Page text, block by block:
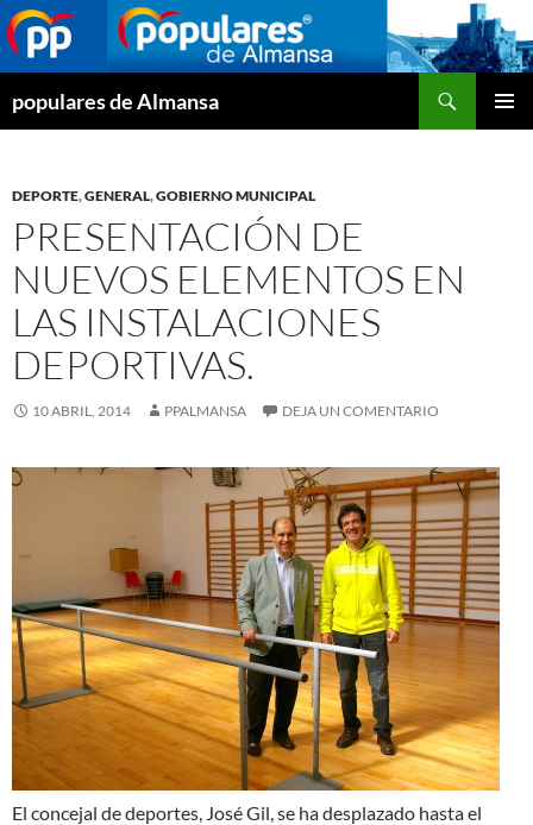
populares de Almansa
DEPORTE,GENERAL,GOBIERNO MUNICIPAL
PRESENTACIÓN DE
NUEVOS ELEMENTOS EN
LAS INSTALACIONES
DEPORTIVAS.
10 ABRIL, 2014 PPALMANSA DEJA UN COMENTARIO
El concejal de deportes, José Gil, se ha desplazado hasta el